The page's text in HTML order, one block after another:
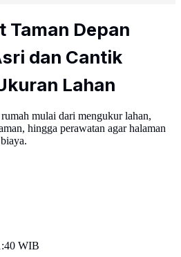
Taman Depan
dan Cantik
Lahan
mulai dari mengukur lahan,
hingga perawatan agar halaman
WIB